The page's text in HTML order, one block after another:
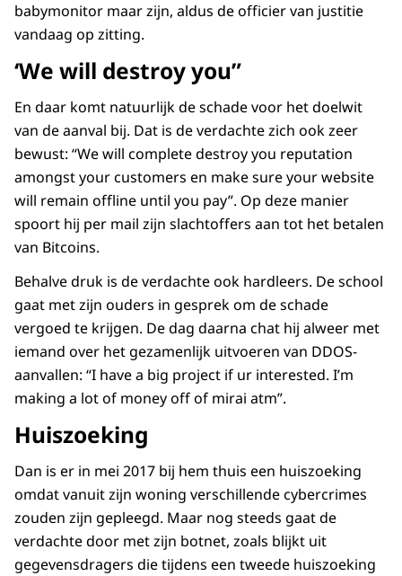
babymonitor maar zijn, aldus de officier van justitie
vandaag op zitting.
‘We will destroy you”
En daar komt natuurlijk de schade voor het doelwit
van de aanval bij. Dat is de verdachte zich ook zeer
bewust: “We will complete destroy you reputation
amongst your customers en make sure your website
will remain offline until you pay”. Op deze manier
spoort hij per mail zijn slachtoffers aan tot het betalen
van Bitcoins.
Behalve druk is de verdachte ook hardleers. De school
gaat met zijn ouders in gesprek om de schade
vergoed te krijgen. De dag daarna chat hij alweer met
iemand over het gezamenlijk uitvoeren van DDOS-
aanvallen: “I have a big project if ur interested. I’m
making a lot of money off of mirai atm”.
Huiszoeking
Dan is er in mei 2017 bij hem thuis een huiszoeking
omdat vanuit zijn woning verschillende cybercrimes
zouden zijn gepleegd. Maar nog steeds gaat de
verdachte door met zijn botnet, zoals blijkt uit
gegevensdragers die tijdens een tweede huiszoeking